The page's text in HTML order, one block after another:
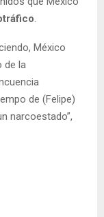
.
México
de la
de (Felipe)
narcoestado”,